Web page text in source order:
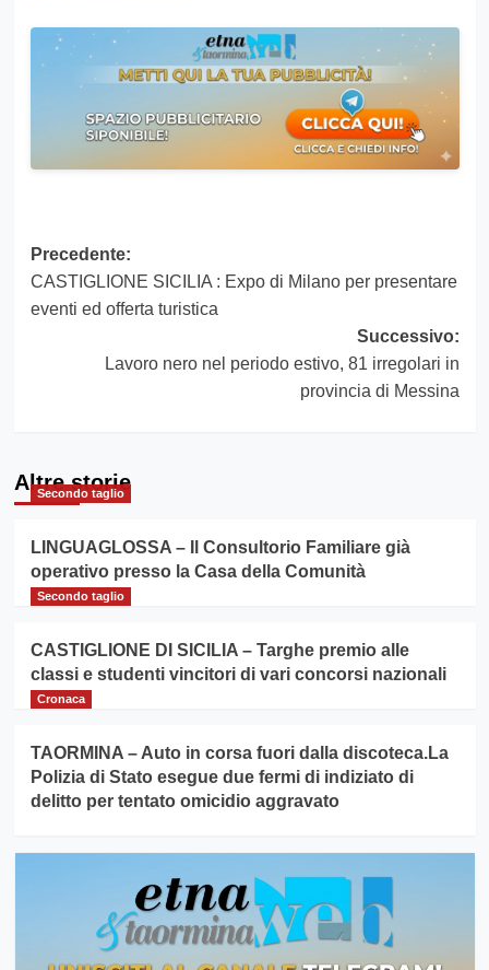
Navigazione
articolo
Precedente:
CASTIGLIONE SICILIA : Expo di Milano per presentare
eventi ed offerta turistica
Successivo:
Lavoro nero nel periodo estivo, 81 irregolari in
provincia di Messina
Altre storie
Secondo taglio
LINGUAGLOSSA – Il Consultorio Familiare già
operativo presso la Casa della Comunità
Secondo taglio
CASTIGLIONE DI SICILIA – Targhe premio alle
classi e studenti vincitori di vari concorsi nazionali
Cronaca
TAORMINA – Auto in corsa fuori dalla discoteca.La
Polizia di Stato esegue due fermi di indiziato di
delitto per tentato omicidio aggravato